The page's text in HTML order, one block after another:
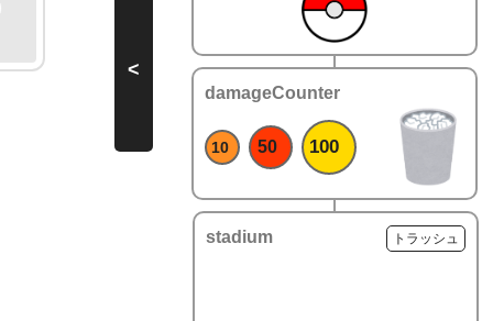
stadium トラッシュ
damageCounter
10 50 100
<